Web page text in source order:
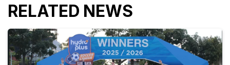
RELATED NEWS